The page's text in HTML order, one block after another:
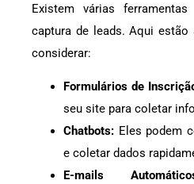
Existem várias
captura de leads. Aqui estão
considerar:
Formulários de
seu site para coletar
Chatbots: Eles podem
e coletar dados
E-mails